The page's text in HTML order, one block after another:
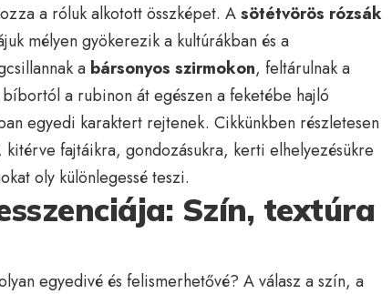
a róluk alkotott összképet. Asötétvörös rózsák
mélyen gyökerezik a kultúrákban és a
a bársonyos szirmokon, feltárulnak a
a rubinon át egészen a feketébe hajló
egyedi karaktert rejtenek. Cikkünkben részletesen
kitérve fajtáikra, gondozásukra, kerti elhelyezésükre
oly különlegessé teszi.
Szín, textúra
egyedivé és felismerhetővé? A válasz a szín, a